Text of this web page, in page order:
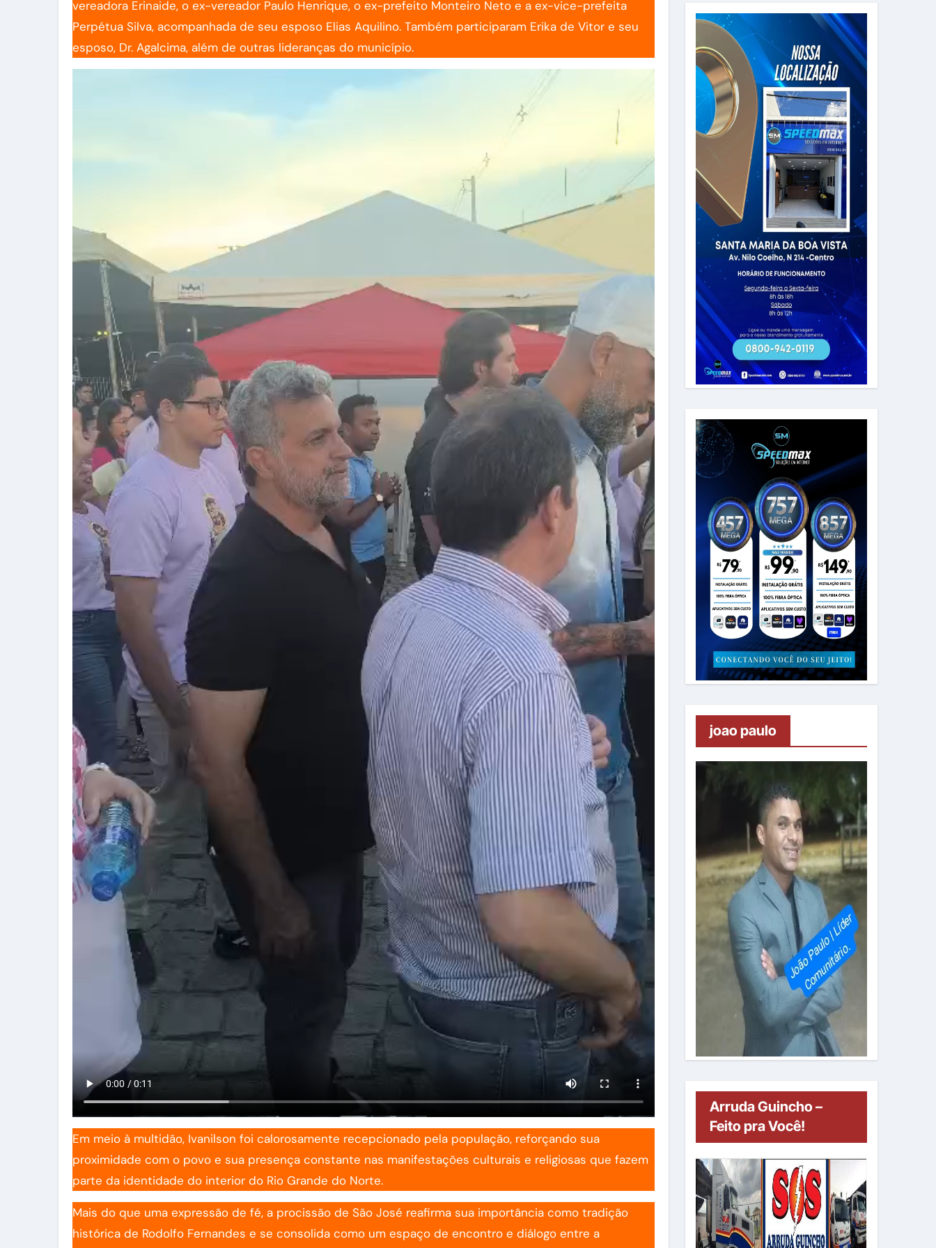
vereadora Erinaide, o ex-vereador Paulo Henrique, o ex-prefeito Monteiro Neto e a ex-vice-prefeita
Perpétua Silva, acompanhada de seu esposo Elias Aquilino. Também participaram Erika de Vitor e seu
esposo, Dr. Agalcima, além de outras lideranças do município.
Em meio à multidão, Ivanilson foi calorosamente recepcionado pela população, reforçando sua
proximidade com o povo e sua presença constante nas manifestações culturais e religiosas que fazem
parte da identidade do interior do Rio Grande do Norte.
Mais do que uma expressão de fé, a procissão de São José reafirma sua importância como tradição
histórica de Rodolfo Fernandes e se consolida como um espaço de encontro e diálogo entre a
joao paulo
Arruda Guincho –
Feito pra Você!